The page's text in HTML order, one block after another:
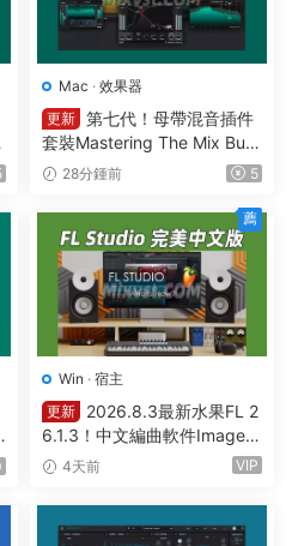
Mac · 效果器
更新 第七代！母帶混音插件
套裝Mastering The Mix Bun
dle v2026.08.03 U2B MAC-
28分鍾前 5
Win · 宿主
更新
2026.8.3最新水果FL 2
6.1.3！中文編曲軟件Image-L
ine – FL Studio Producer Edi
ugins WIN
4天前 VIP
薦